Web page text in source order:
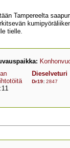
Tampereelta
tielle.
Dieselveturi
Dr19: 2847